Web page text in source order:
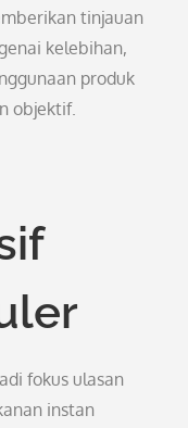
tinjauan
kelebihan,
produk
objektif.
fokus ulasan
instan